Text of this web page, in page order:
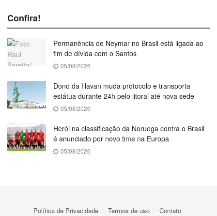
Confira!
Permanência de Neymar no Brasil está ligada ao
fim de dívida com o Santos
05/08/2026
Dono da Havan muda protocolo e transporta
estátua durante 24h pelo litoral até nova sede
05/08/2026
Herói na classificação da Noruega contra o Brasil
é anunciado por novo time na Europa
05/08/2026
Política de Privacidade Termos de uso Contato